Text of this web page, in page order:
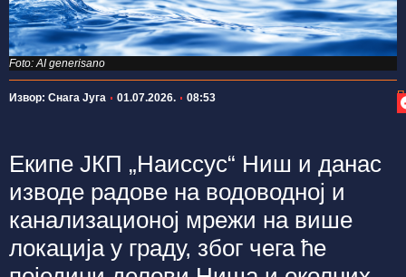
Foto: AI generisano
Извор: Снага Југа 01.07.2026. 08:53
Екипе ЈКП „Наиссус“ Ниш и данас
изводе радове на водоводној и
канализационој мрежи на више
локација у граду, због чега ће